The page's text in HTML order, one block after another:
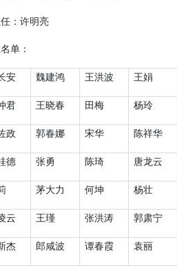
：许明亮
单：
安 魏建鸿 王洪波 王娟
君 王晓春 田梅 杨玲
政 郭春娜 宋华 陈祥华
德 张勇 陈琦 唐龙云
茅大力 何坤 杨壮
云 王瑾 张洪涛 郭肃宁
杰 郎咸波 谭春霞 袁丽